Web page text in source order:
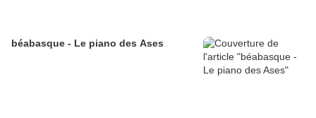
béabasque - Le piano des Ases